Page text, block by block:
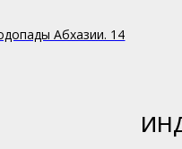
Абхазии. 14